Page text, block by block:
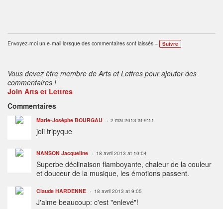
Envoyez-moi un e-mail lorsque des commentaires sont laissés – Suivre
Vous devez être membre de Arts et Lettres pour ajouter des
commentaires !
Join Arts et Lettres
Commentaires
Marie-Josèphe BOURGAU 2 mai 2013 at 9:11
joli tripyque
NANSON Jacqueline 18 avril 2013 at 10:04
Superbe déclinaison flamboyante, chaleur de la couleur
et douceur de la musique, les émotions passent.
Claude HARDENNE 18 avril 2013 at 9:05
J'aime beaucoup: c'est "enlevé"!